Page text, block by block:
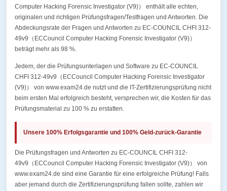
Computer Hacking Forensic Investigator (V9)） enthält alle echten,
originalen und richtigen Prüfungsfragen/Testfragen und Antworten. Die
Abdeckungsrate der Fragen und Antworten zu EC-COUNCIL CHFI 312-
49v9（ECCouncil Computer Hacking Forensic Investigator (V9)）
beträgt mehr als 98 %.
Jedem, der die Prüfungsunterlagen und Software zu EC-COUNCIL
CHFI 312-49v9（ECCouncil Computer Hacking Forensic Investigator
(V9)） von www.exam24.de nutzt und die IT-Zertifizierungsprüfung nicht
beim ersten Mal erfolgreich besteht, versprechen wir, die Kosten für das
Prüfungsmaterial zu 100 % zu erstatten.
Unsere 100% Erfolgsgarantie und 100% Geld-zurück-Garantie
Die Prüfungsfragen und Antworten zu EC-COUNCIL CHFI 312-
49v9（ECCouncil Computer Hacking Forensic Investigator (V9)） von
www.exam24.de sind eine Garantie für eine erfolgreiche Prüfung! Falls
aber jemand durch die Zertifizierungsprüfung fallen sollte, zahlen wir